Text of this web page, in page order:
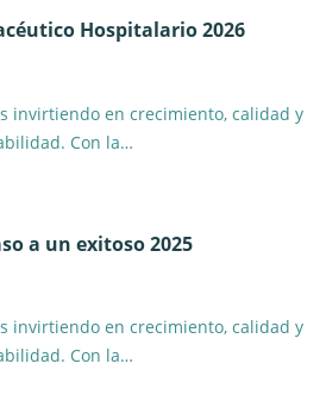
Hospitalario 2026
invirtiendo en crecimiento, calidad y
Con la…
a un exitoso 2025
invirtiendo en crecimiento, calidad y
Con la…